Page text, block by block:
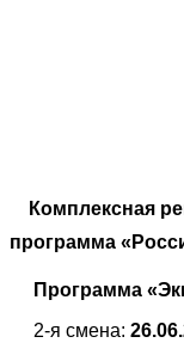
Комплексная
программа
Программа
2-я смена: